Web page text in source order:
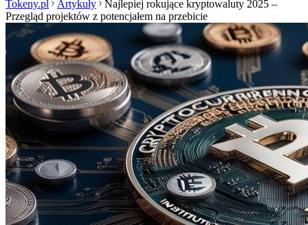
Tokeny.pl Artykuły
Najlepiej rokujące kryptowaluty 2025 –
Przegląd projektów z potencjałem na przebicie